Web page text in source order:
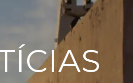
Stork by Filstone